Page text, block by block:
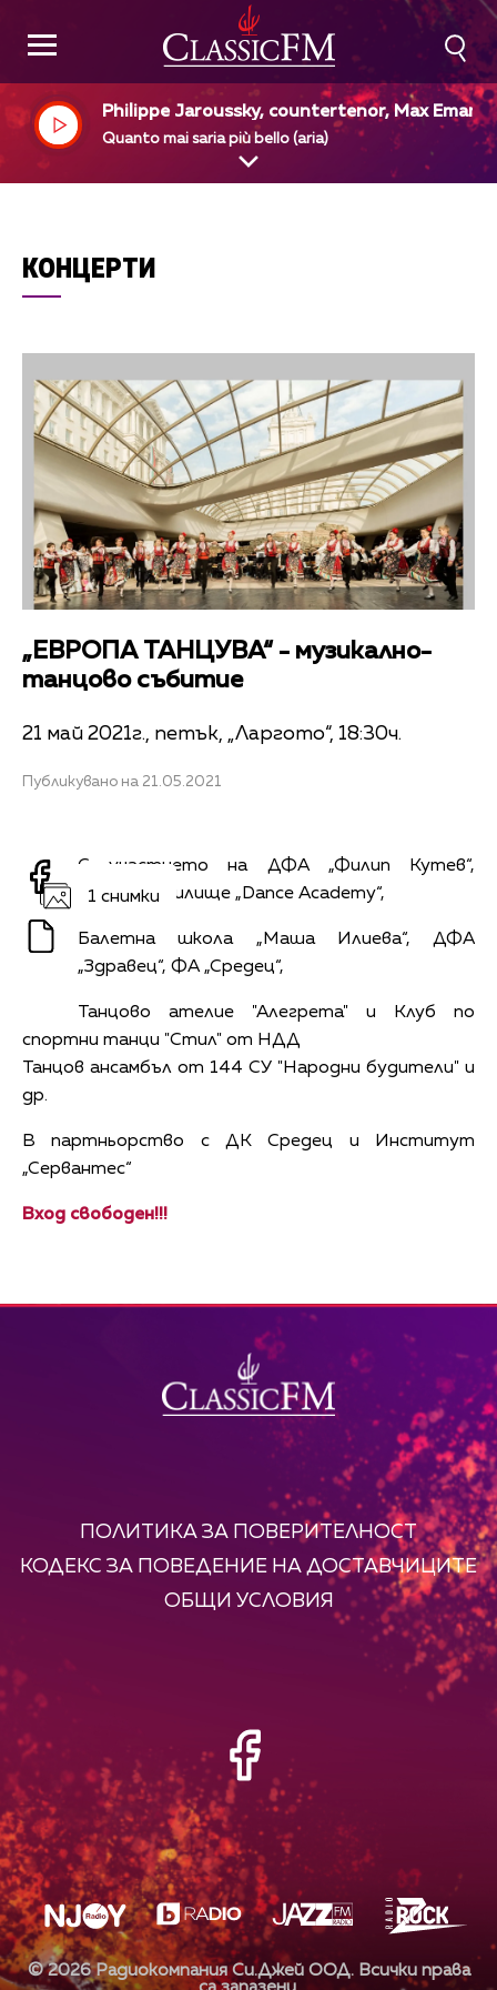
Philippe Jaroussky, countertenor, Max
Cencic, countertenor
Quanto mai saria più bello (aria)
КОНЦЕРТИ
1 снимки
„ЕВРОПА ТАНЦУВА“ - музикално-
танцово събитие
21 май 2021г., петък, „Ларгото“, 18:30ч.
Публикувано на 21.05.2021
С участието на ДФА „Филип Кутев“,
Танцово училище „Dance Academy“,
Балетна школа „Маша Илиева“, ДФА
„Здравец“, ФА „Средец“,
Танцово ателие "Алегрета" и Клуб по
спортни танци "Стил" от НДД
Танцов ансамбъл от 144 СУ "Народни будители" и
др.
В партньорство с ДК Средец и Институт
„Сервантес“
Вход свободен!!!
ПОЛИТИКА ЗА ПОВЕРИТЕЛНОСТ
КОДЕКС ЗА ПОВЕДЕНИЕ НА ДОСТАВЧИЦИТЕ
ОБЩИ УСЛОВИЯ
©2026Радиокомпания Си.Джей ООД. Всички права